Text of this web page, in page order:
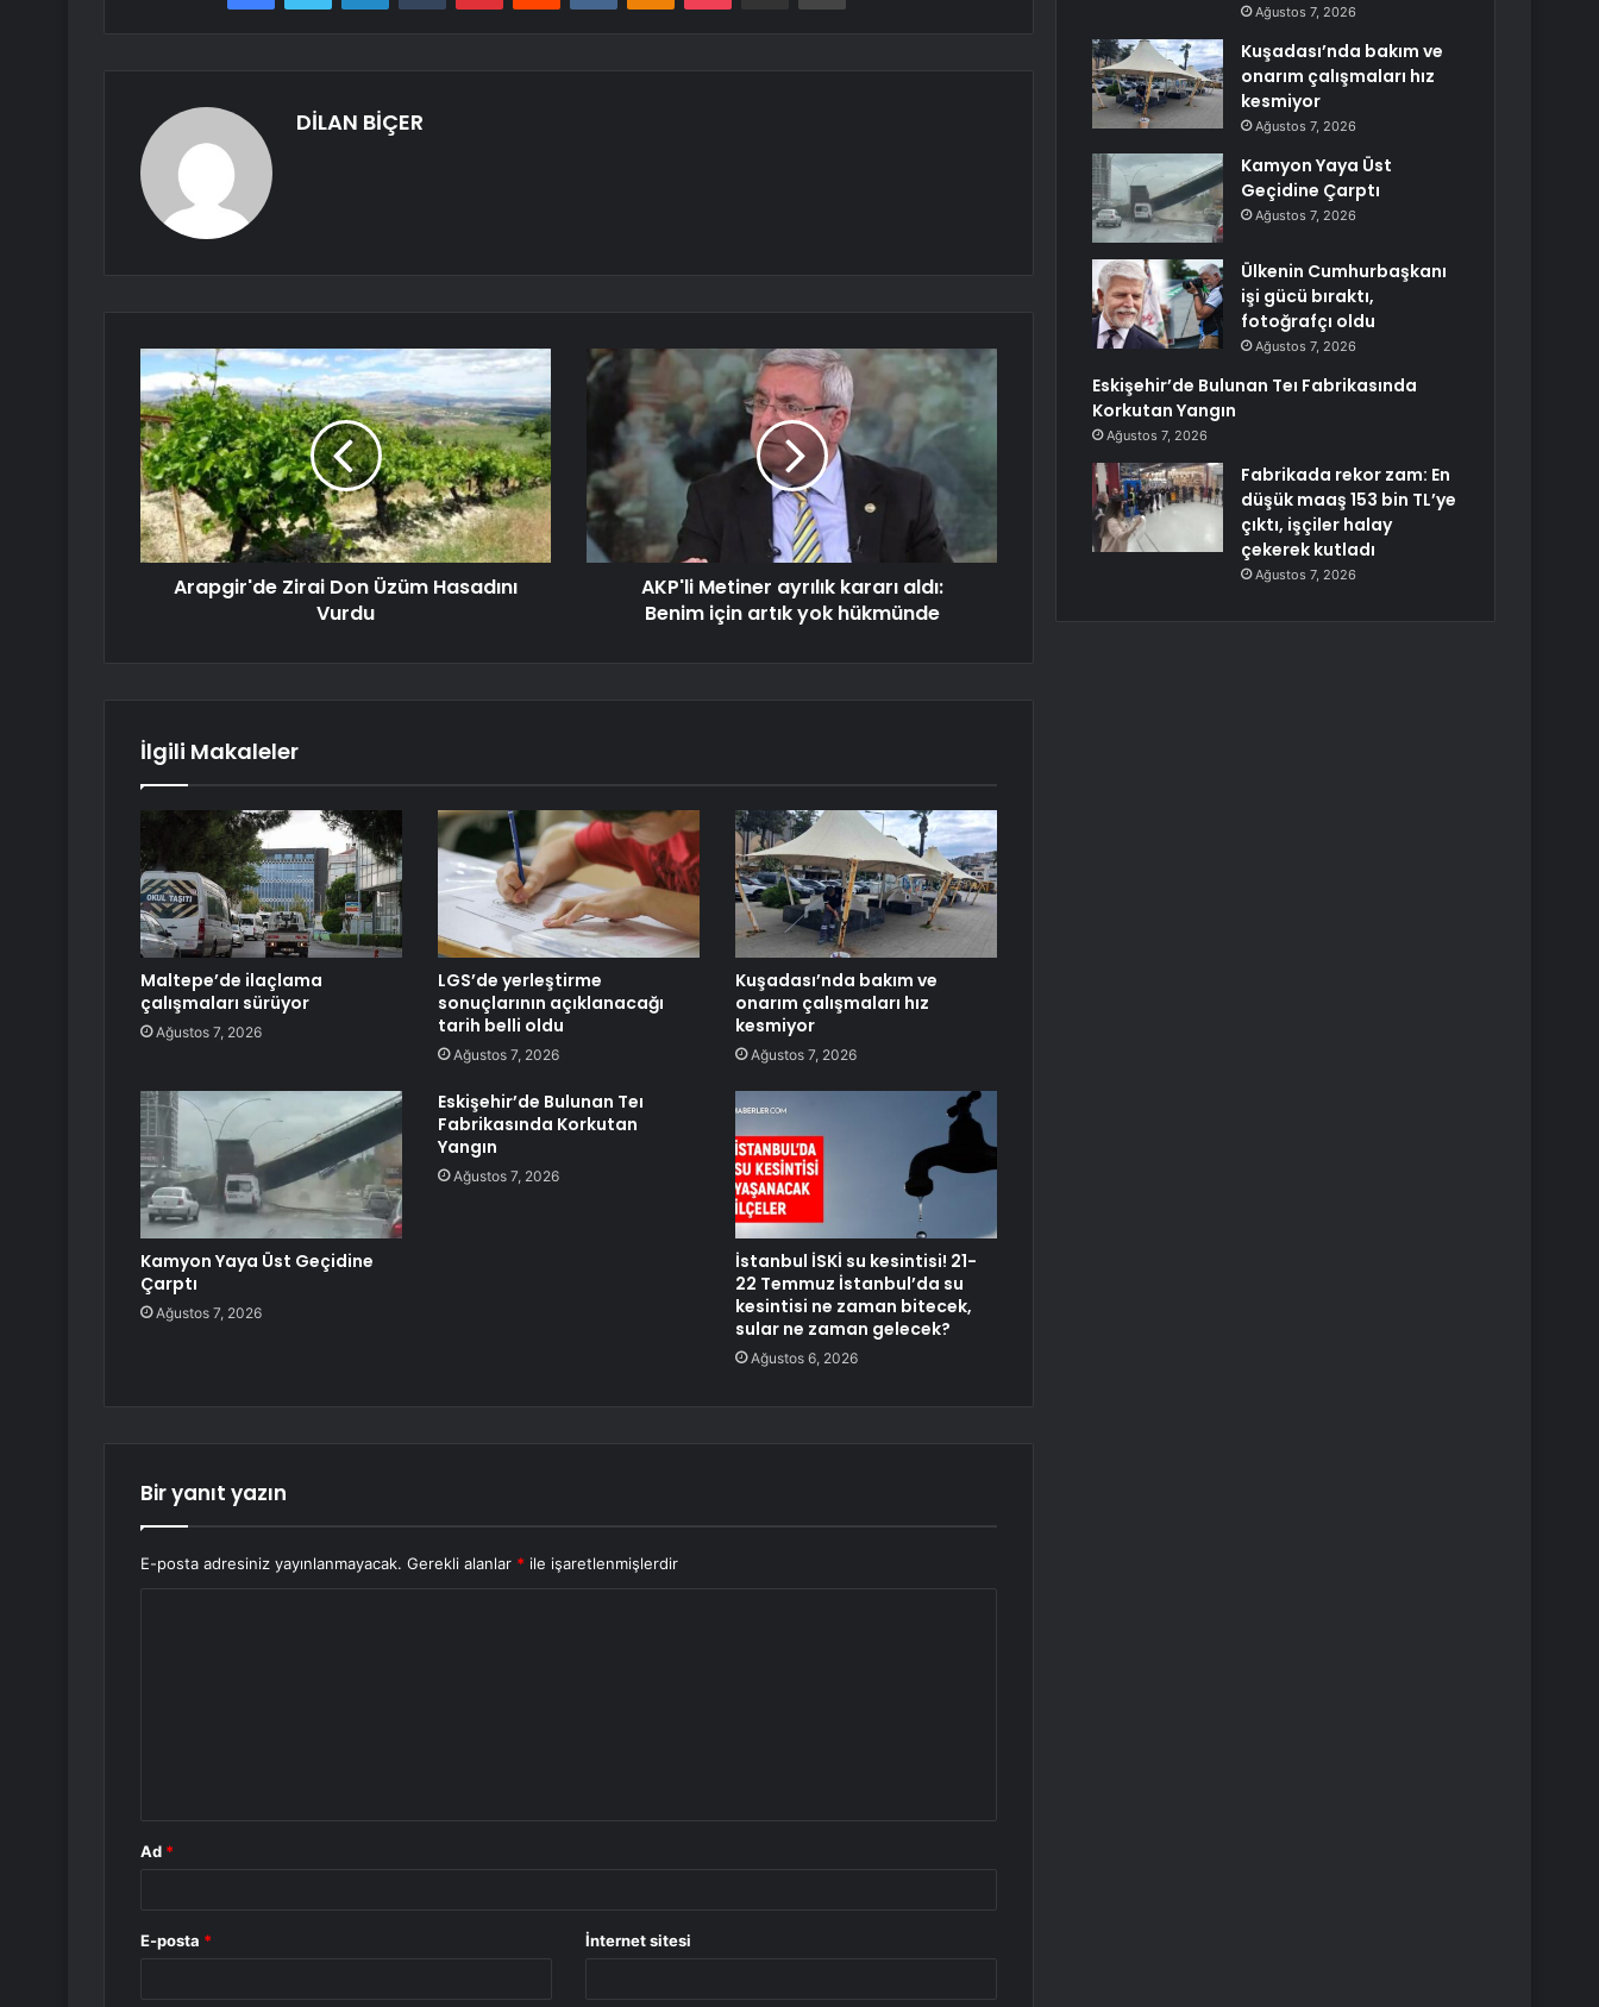
DİLAN BİÇER
Arapgir'de Zirai Don Üzüm Hasadını
Vurdu
AKP'li Metiner ayrılık kararı aldı:
Benim için artık yok hükmünde
İlgili Makaleler
Maltepe’de ilaçlama
çalışmaları sürüyor
Ağustos 7, 2026
LGS’de yerleştirme
sonuçlarının açıklanacağı
tarih belli oldu
Ağustos 7, 2026
Kuşadası’nda bakım ve
onarım çalışmaları hız
kesmiyor
Ağustos 7, 2026
Kamyon Yaya Üst Geçidine
Çarptı
Ağustos 7, 2026
Eskişehir’de Bulunan Teı
Fabrikasında Korkutan
Yangın
Ağustos 7, 2026
İstanbul İSKİ su kesintisi! 21-
22 Temmuz İstanbul’da su
kesintisi ne zaman bitecek,
sular ne zaman gelecek?
Ağustos 6, 2026
Bir yanıt yazın
E-posta adresiniz yayınlanmayacak. Gerekli alanlar * ile işaretlenmişlerdir
Ad *
E-posta * İnternet sitesi
Ağustos 7, 2026
Kuşadası’nda bakım ve
onarım çalışmaları hız
kesmiyor
Ağustos 7, 2026
Kamyon Yaya Üst
Geçidine Çarptı
Ağustos 7, 2026
Ülkenin Cumhurbaşkanı
işi gücü bıraktı,
fotoğrafçı oldu
Ağustos 7, 2026
Eskişehir’de Bulunan Teı Fabrikasında
Korkutan Yangın
Ağustos 7, 2026
Fabrikada rekor zam: En
düşük maaş 153 bin TL’ye
çıktı, işçiler halay
çekerek kutladı
Ağustos 7, 2026